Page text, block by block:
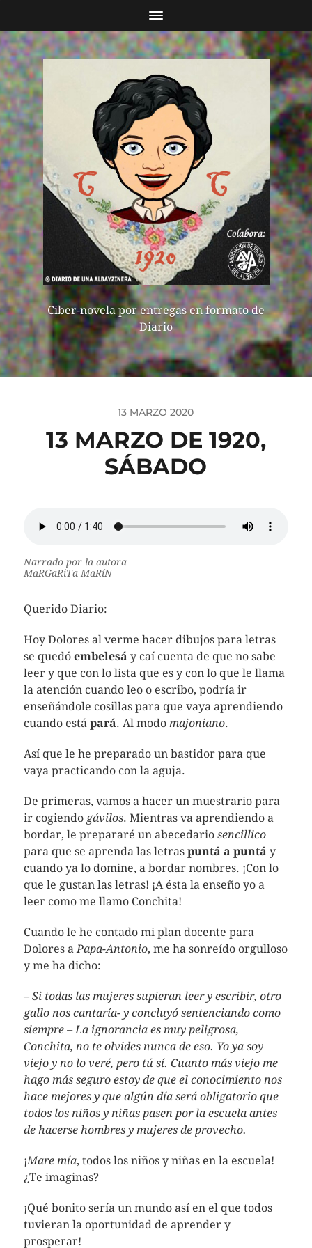
Ciber-novela por entregas en formato de
Diario
13 MARZO 2020
13 MARZO DE 1920,
SÁBADO
Narrado por la autora
MaRGaRiTa MaRíN
Querido Diario:
Hoy Dolores al verme hacer dibujos para letras
se quedó embelesá y caí cuenta de que no sabe
leer y que con lo lista que es y con lo que le llama
la atención cuando leo o escribo, podría ir
enseñándole cosillas para que vaya aprendiendo
cuando está pará. Al modo majoniano.
Así que le he preparado un bastidor para que
vaya practicando con la aguja.
De primeras, vamos a hacer un muestrario para
ir cogiendo gávilos. Mientras va aprendiendo a
bordar, le prepararé un abecedario sencillico
para que se aprenda las letras puntá a puntá y
cuando ya lo domine, a bordar nombres. ¡Con lo
que le gustan las letras! ¡A ésta la enseño yo a
leer como me llamo Conchita!
Cuando le he contado mi plan docente para
Dolores aPapa-Antonio, me ha sonreído orgulloso
y me ha dicho:
– Si todas las mujeres supieran leer y escribir, otro
gallo nos cantaría- y concluyó sentenciando como
siempre – La ignorancia es muy peligrosa,
Conchita, no te olvides nunca de eso. Yo ya soy
viejo y no lo veré, pero tú sí. Cuanto más viejo me
hago más seguro estoy de que el conocimiento nos
hace mejores y que algún día será obligatorio que
todos los niños y niñas pasen por la escuela antes
de hacerse hombres y mujeres de provecho.
¡Mare mía, todos los niños y niñas en la escuela!
¿Te imaginas?
¡Qué bonito sería un mundo así en el que todos
tuvieran la oportunidad de aprender y
prosperar!